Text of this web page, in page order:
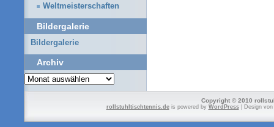
Weltmeisterschaften
Bildergalerie
Bildergalerie
Archiv
Archiv
Copyright © 2010
rollstuhltischtennis.deis powered by WordPress| Design von